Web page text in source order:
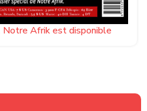
Notre Afrik est disponible